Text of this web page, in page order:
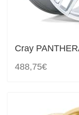
Cray
488,75€